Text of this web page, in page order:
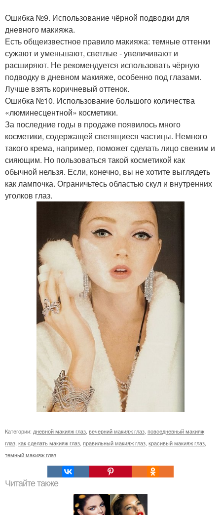
Ошибка №9. Использование чёрной подводки для
дневного макияжа.
Есть общеизвестное правило макияжа: темные оттенки
сужают и уменьшают, светлые - увеличивают и
расширяют. Не рекомендуется использовать чёрную
подводку в дневном макияже, особенно под глазами.
Лучше взять коричневый оттенок.
Ошибка №10. Использование большого количества
«люминесцентной» косметики.
За последние годы в продаже появилось много
косметики, содержащей светящиеся частицы. Немного
такого крема, например, поможет сделать лицо свежим и
сияющим. Но пользоваться такой косметикой как
обычной нельзя. Если, конечно, вы не хотите выглядеть
как лампочка. Ограничьтесь областью скул и внутренних
уголков глаз.
Категории: дневной макияж глаз, вечерний макияж глаз, повседневный макияж
глаз, как сделать макияж глаз, правильный макияж глаз, красивый макияж глаз,
темный макияж глаз
Читайте также